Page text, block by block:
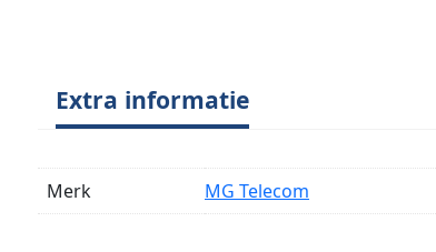
Extra informatie
Merk MG Telecom